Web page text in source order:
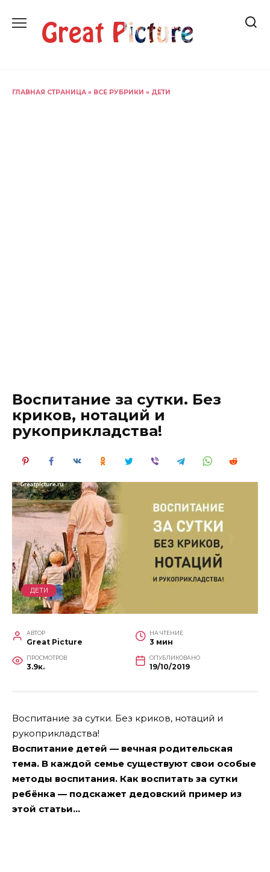
содержанию
ГЛАВНАЯ СТРАНИЦА » ВСЕ РУБРИКИ » ДЕТИ
Воспитание за сутки. Без
криков, нотаций и
рукоприкладства!
ДЕТИ
АВТОР
Great Picture
НА ЧТЕНИЕ
3 мин
ПРОСМОТРОВ
3.9к.
ОПУБЛИКОВАНО
19/10/2019
Воспитание за сутки. Без криков, нотаций и
рукоприкладства!
Воспитание детей — вечная родительская
тема. В каждой семье существуют свои особые
методы воспитания. Как воспитать за сутки
ребёнка — подскажет дедовский пример из
этой статьи…